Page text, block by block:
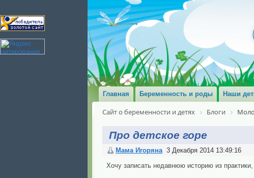
Главная Беременность и роды Наши
Сайт о беременности и детях Блоги
Про детское горе
Мама Игоряна 3 Декабря 2014 13:49:16
Хочу записать недавнюю историю из